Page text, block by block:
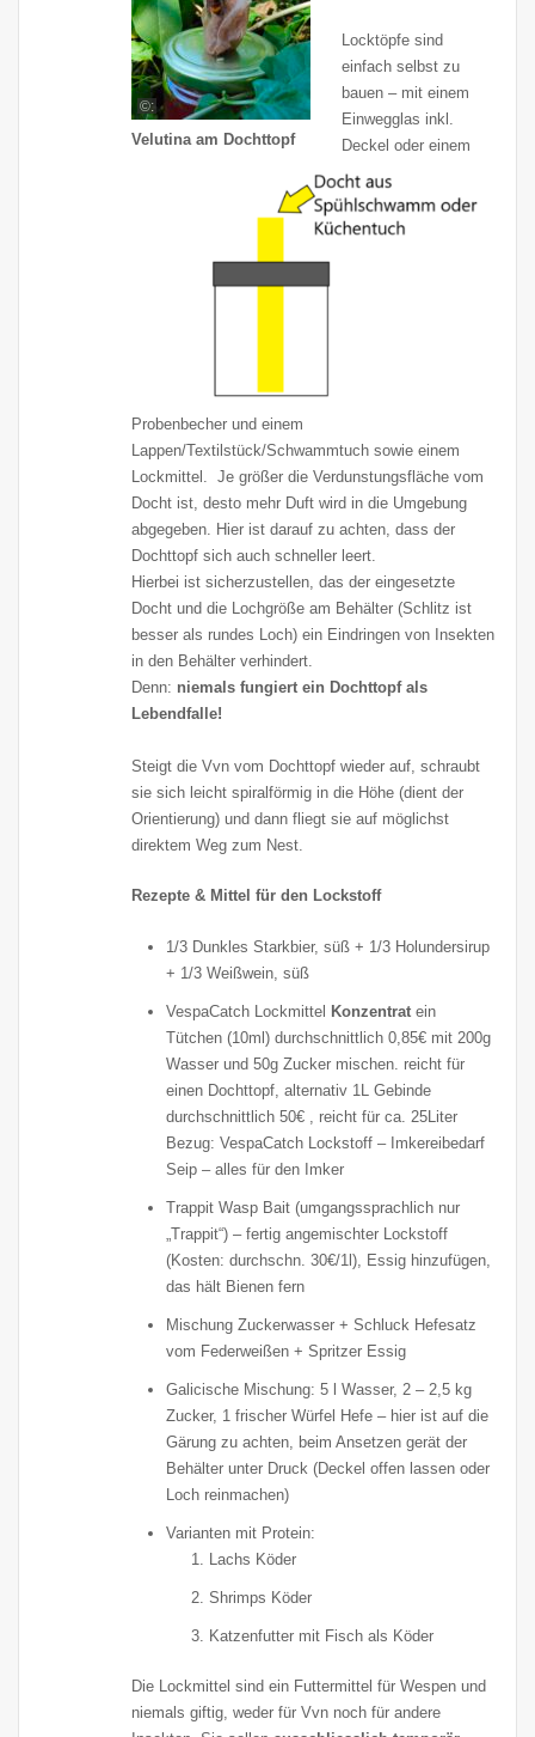
©:
Velutina am Dochttopf
Locktöpfe sind
einfach selbst zu
bauen – mit einem
Einwegglas inkl.
Deckel oder einem
Probenbecher und einem
Lappen/Textilstück/Schwammtuch sowie einem
Lockmittel. Je größer die Verdunstungsfläche vom
Docht ist, desto mehr Duft wird in die Umgebung
abgegeben. Hier ist darauf zu achten, dass der
Dochttopf sich auch schneller leert.
Hierbei ist sicherzustellen, das der eingesetzte
Docht und die Lochgröße am Behälter (Schlitz ist
besser als rundes Loch) ein Eindringen von Insekten
in den Behälter verhindert.
Denn: niemals fungiert ein Dochttopf als
Lebendfalle!
Steigt die Vvn vom Dochttopf wieder auf, schraubt
sie sich leicht spiralförmig in die Höhe (dient der
Orientierung) und dann fliegt sie auf möglichst
direktem Weg zum Nest.
Rezepte & Mittel für den Lockstoff
1/3 Dunkles Starkbier, süß + 1/3 Holundersirup
+ 1/3 Weißwein, süß
VespaCatch Lockmittel Konzentrat ein
Tütchen (10ml) durchschnittlich 0,85€ mit 200g
Wasser und 50g Zucker mischen. reicht für
einen Dochttopf, alternativ 1L Gebinde
durchschnittlich 50€ , reicht für ca. 25Liter
Bezug: VespaCatch Lockstoff – Imkereibedarf
Seip – alles für den Imker
Trappit Wasp Bait (umgangssprachlich nur
„Trappit“) – fertig angemischter Lockstoff
(Kosten: durchschn. 30€/1l), Essig hinzufügen,
das hält Bienen fern
Mischung Zuckerwasser + Schluck Hefesatz
vom Federweißen + Spritzer Essig
Galicische Mischung: 5 l Wasser, 2 – 2,5 kg
Zucker, 1 frischer Würfel Hefe – hier ist auf die
Gärung zu achten, beim Ansetzen gerät der
Behälter unter Druck (Deckel offen lassen oder
Loch reinmachen)
Varianten mit Protein:
Lachs Köder
Shrimps Köder
Katzenfutter mit Fisch als Köder
Die Lockmittel sind ein Futtermittel für Wespen und
niemals giftig, weder für Vvn noch für andere